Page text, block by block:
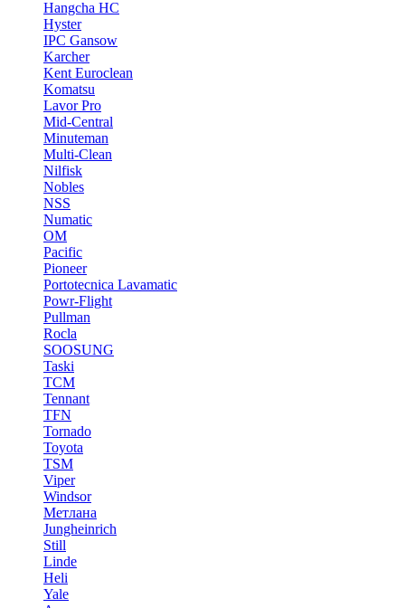
Hangcha HC
Hyster
IPC Gansow
Karcher
Kent Euroclean
Komatsu
Lavor Pro
Mid-Central
Minuteman
Multi-Clean
Nilfisk
Nobles
NSS
Numatic
OM
Pacific
Pioneer
Portotecnica Lavamatic
Powr-Flight
Pullman
Rocla
SOOSUNG
Taski
TCM
Tennant
TFN
Tornado
Toyota
TSM
Viper
Windsor
Метлана
Jungheinrich
Still
Linde
Heli
Yale